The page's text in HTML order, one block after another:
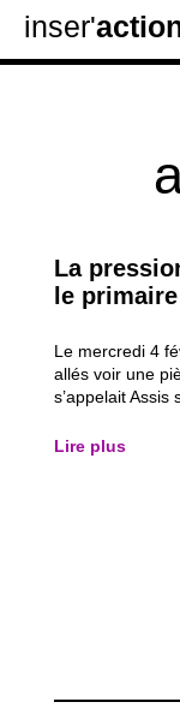
inser'
La
le primaire
Le mercredi 4
allés voir une
s’appelait
scolaire. Avant
Lire plus